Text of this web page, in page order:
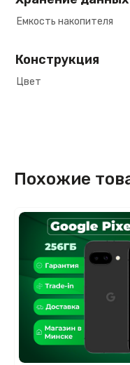
Емкость накопителя
Конструкция
Цвет
Похожие